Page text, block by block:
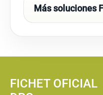
Más soluciones
FICHET OFICIAL